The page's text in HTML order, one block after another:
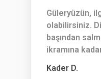
Güleryüzün,
olabilirsiniz.
başından
ikramına
Kader D.